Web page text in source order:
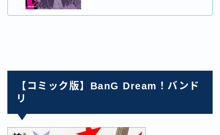
【コミック版】BanG Dream！バンド
リ